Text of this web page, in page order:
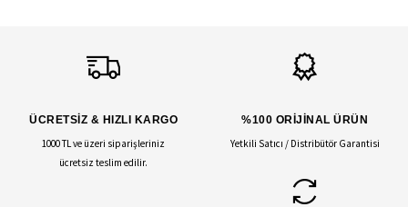
ÜCRETSİZ & HIZLI KARGO
1000 TL ve üzeri siparişleriniz
ücretsiz teslim edilir.
%100 ORİJİNAL ÜRÜN
Yetkili Satıcı / Distribütör Garantisi